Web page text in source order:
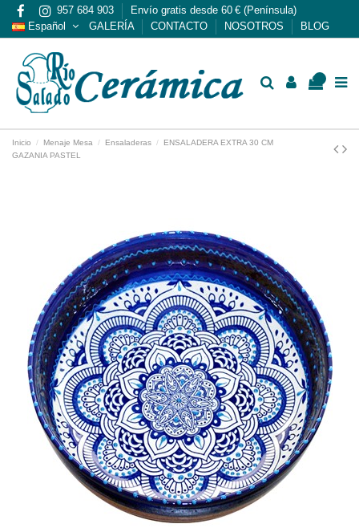
957 684 903
Envío gratis desde 60 € (Península)
Español
GALERÍA CONTACTO NOSOTROS BLOG
Inicio Menaje Mesa Ensaladeras
ENSALADERA EXTRA 30 CM
GAZANIA PASTEL